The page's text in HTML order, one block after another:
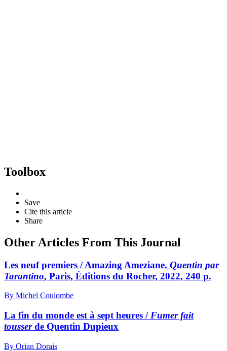
Toolbox
Save
Cite this article
Share
Other Articles From This Journal
Les neuf premiers / Amazing Ameziane. Quentin par
Tarantino, Paris, Éditions du Rocher, 2022, 240 p.
By Michel Coulombe
La fin du monde est à sept heures / Fumer fait
tousserde Quentin Dupieux
By Orian Dorais